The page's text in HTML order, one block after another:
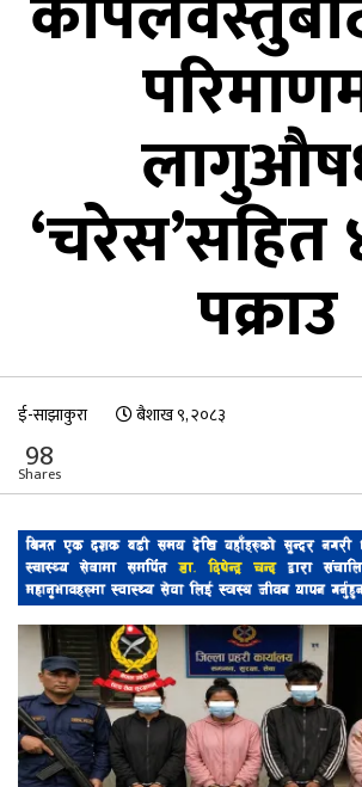
‘चरेस’सहित
पक्राउ
ई-साझाकुरा बैशाख ९, २०८३
98
Shares